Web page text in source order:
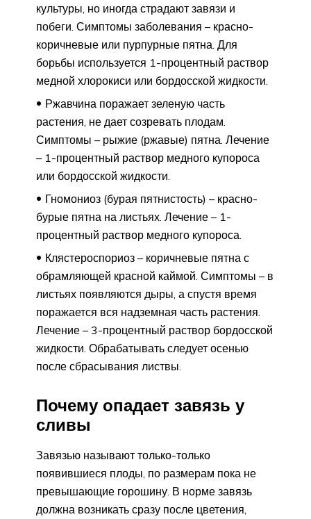
культуры, но иногда страдают завязи и
побеги. Симптомы заболевания – красно-
коричневые или пурпурные пятна. Для
борьбы используется 1-процентный раствор
медной хлорокиси или бордосской жидкости.
Ржавчина поражает зеленую часть
растения, не дает созревать плодам.
Симптомы – рыжие (ржавые) пятна. Лечение
– 1-процентный раствор медного купороса
или бордосской жидкости.
Гномониоз (бурая пятнистость) – красно-
бурые пятна на листьях. Лечение – 1-
процентный раствор медного купороса.
Клястероспориоз – коричневые пятна с
обрамляющей красной каймой. Симптомы – в
листьях появляются дыры, а спустя время
поражается вся надземная часть растения.
Лечение – 3-процентный раствор бордосской
жидкости. Обрабатывать следует осенью
после сбрасывания листвы.
Почему опадает завязь у
сливы
Завязью называют только-только
появившиеся плоды, по размерам пока не
превышающие горошину. В норме завязь
должна возникать сразу после цветения,